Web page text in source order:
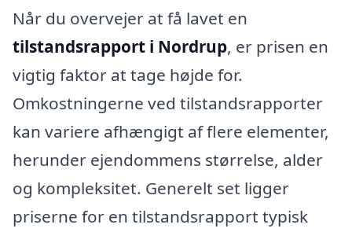
Når du overvejer at få lavet en
tilstandsrapport i Nordrup, er prisen en
vigtig faktor at tage højde for.
Omkostningerne ved tilstandsrapporter
kan variere afhængigt af flere elementer,
herunder ejendommens størrelse, alder
og kompleksitet. Generelt set ligger
priserne for en tilstandsrapport typisk